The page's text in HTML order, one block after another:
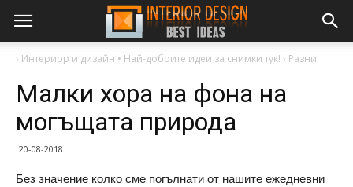
› Интериор и дизайн • Най-добрите идеи за снимки тук! › Разни
Малки хора на фона на
могъщата природа
20-08-2018
Без значение колко сме погълнати от нашите ежедневни